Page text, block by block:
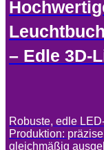
– Edle 3D-
Robuste, edle
Produktion:
gleichmäßig